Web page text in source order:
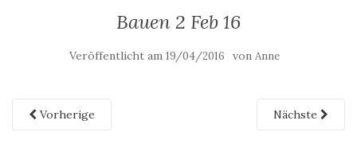
Bauen 2 Feb 16
Veröffentlicht am 19/04/2016 von Anne
Vorherige Nächste